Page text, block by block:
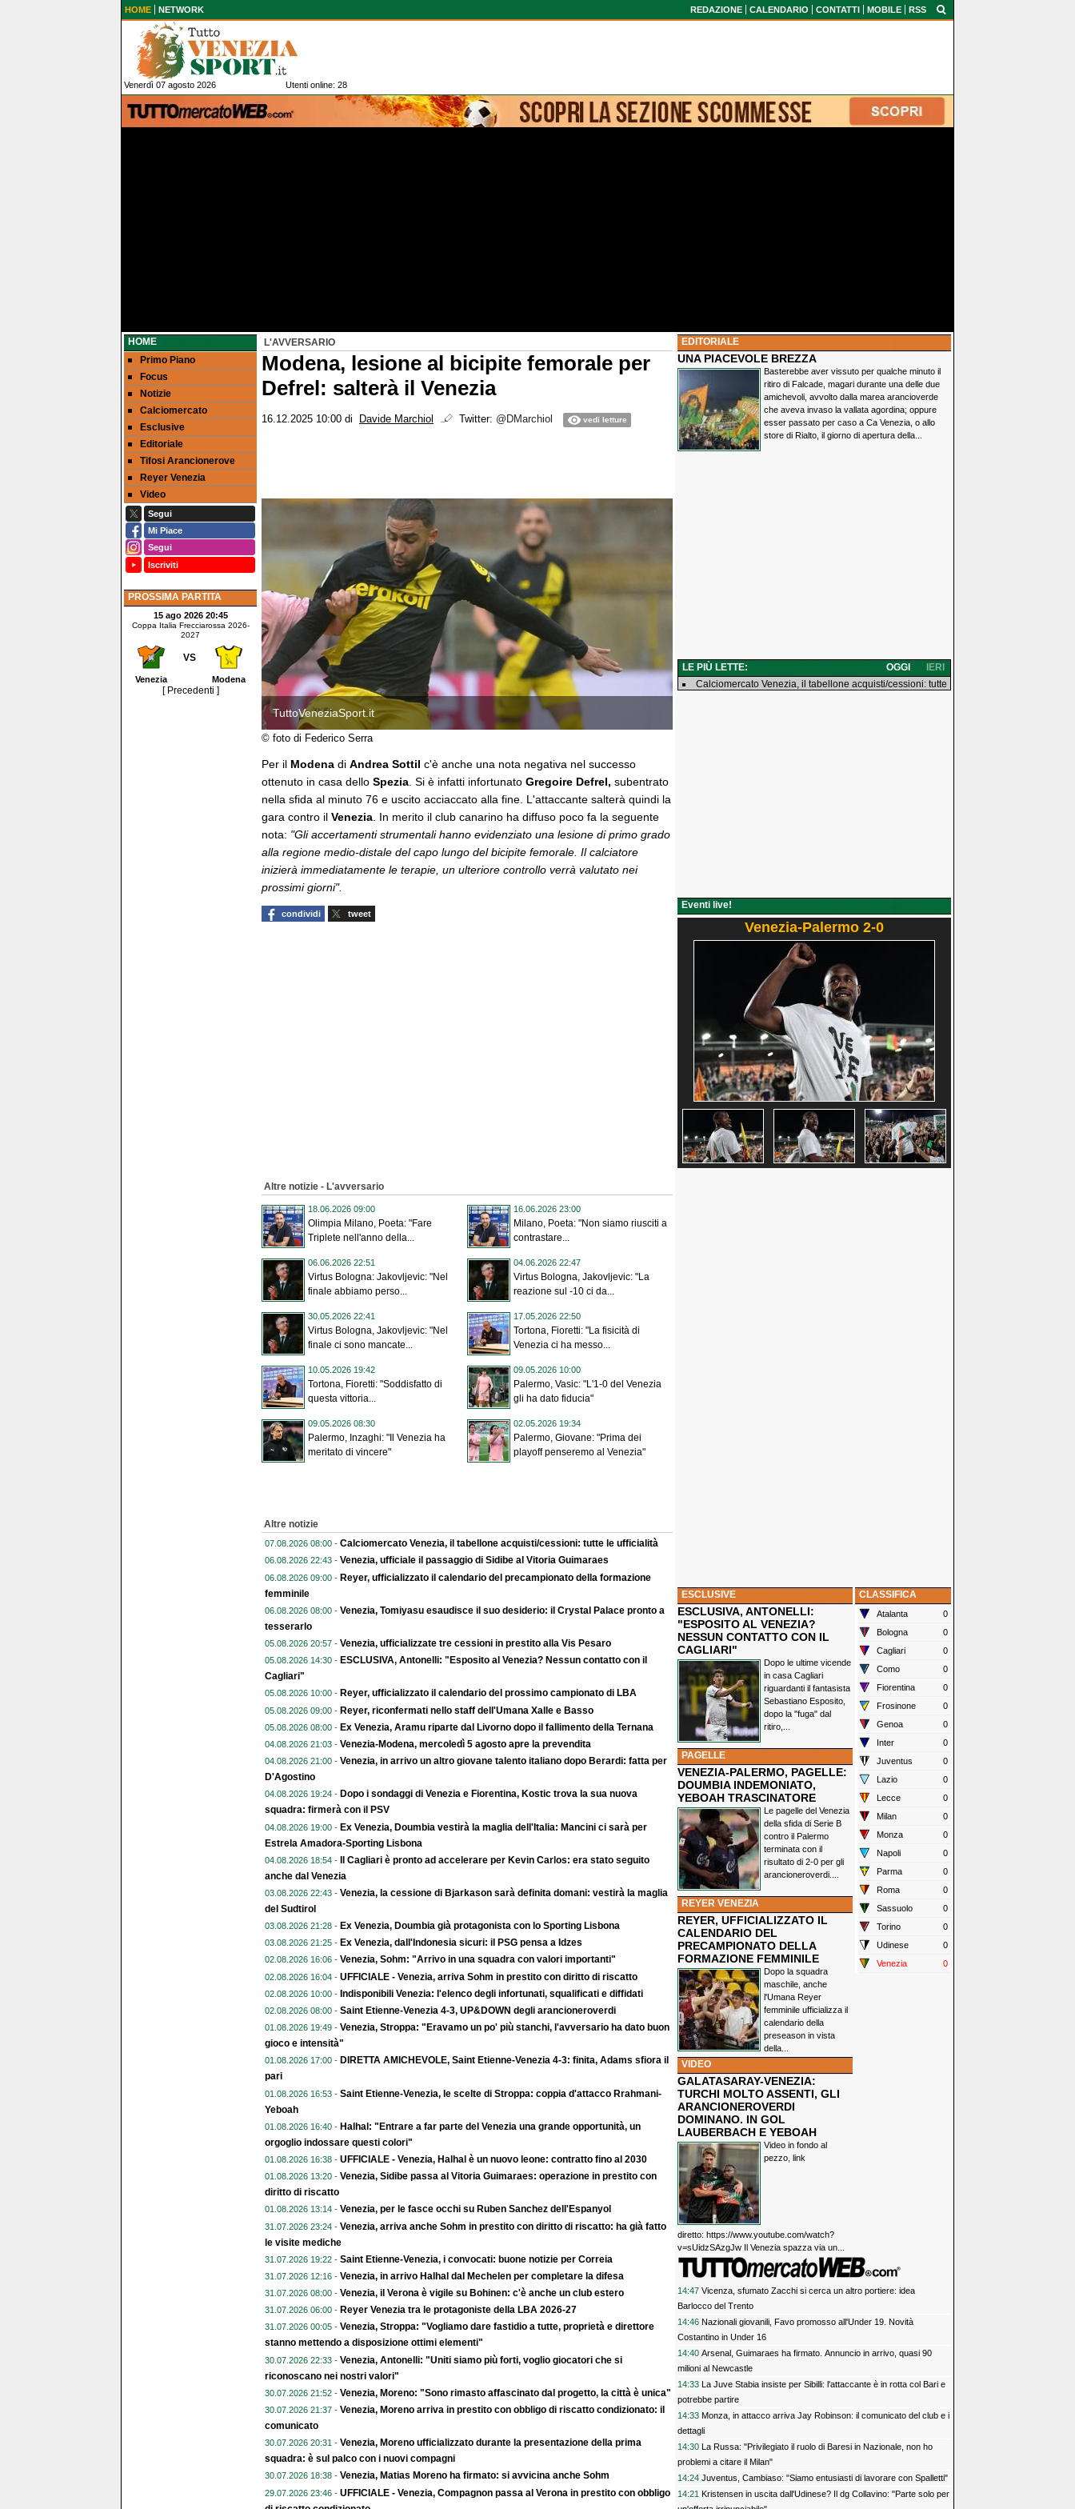
HOME NETWORK REDAZIONE CALENDARIO CONTATTI MOBILE RSS
Venerdì 07 agosto 2026 Utenti online: 28
HOME
Primo Piano
Focus
Notizie
Calciomercato
Esclusive
Editoriale
Tifosi Arancionerove
Reyer Venezia
Video
Segui
Mi Piace
Segui
Iscriviti
PROSSIMA PARTITA
15 ago 2026 20:45
Coppa Italia Frecciarossa 2026-
2027
VS
Venezia Modena
[ Precedenti ]
L'AVVERSARIO
Modena, lesione al bicipite femorale per
Defrel: salterà il Venezia
16.12.2025 10:00 di Davide Marchiol Twitter: @DMarchiol vedi letture
TuttoVeneziaSport.it
© foto di Federico Serra
Per il Modena di Andrea Sottil c'è anche una nota negativa nel successo
ottenuto in casa dello Spezia . Si è infatti infortunato Gregoire Defrel, subentrato
nella sfida al minuto 76 e uscito acciaccato alla fine. L'attaccante salterà quindi la
gara contro il Venezia . In merito il club canarino ha diffuso poco fa la seguente
nota: "Gli accertamenti strumentali hanno evidenziato una lesione di primo grado
alla regione medio-distale del capo lungo del bicipite femorale. Il calciatore
inizierà immediatamente le terapie, un ulteriore controllo verrà valutato nei
prossimi giorni".
condividi tweet
Altre notizie - L'avversario
18.06.2026 09:00
Olimpia Milano, Poeta: "Fare
Triplete nell'anno della...
16.06.2026 23:00
Milano, Poeta: "Non siamo riusciti a
contrastare...
06.06.2026 22:51
Virtus Bologna: Jakovljevic: "Nel
finale abbiamo perso...
04.06.2026 22:47
Virtus Bologna, Jakovljevic: "La
reazione sul -10 ci da...
30.05.2026 22:41
Virtus Bologna, Jakovljevic: "Nel
finale ci sono mancate...
17.05.2026 22:50
Tortona, Fioretti: "La fisicità di
Venezia ci ha messo...
10.05.2026 19:42
Tortona, Fioretti: "Soddisfatto di
questa vittoria...
09.05.2026 10:00
Palermo, Vasic: "L'1-0 del Venezia
gli ha dato fiducia"
09.05.2026 08:30
Palermo, Inzaghi: "Il Venezia ha
meritato di vincere"
02.05.2026 19:34
Palermo, Giovane: "Prima dei
playoff penseremo al Venezia"
Altre notizie
07.08.2026 08:00 - Calciomercato Venezia, il tabellone acquisti/cessioni: tutte le ufficialità
06.08.2026 22:43 - Venezia, ufficiale il passaggio di Sidibe al Vitoria Guimaraes
06.08.2026 09:00 - Reyer, ufficializzato il calendario del precampionato della formazione
femminile
06.08.2026 08:00 - Venezia, Tomiyasu esaudisce il suo desiderio: il Crystal Palace pronto a
tesserarlo
05.08.2026 20:57 - Venezia, ufficializzate tre cessioni in prestito alla Vis Pesaro
05.08.2026 14:30 - ESCLUSIVA, Antonelli: "Esposito al Venezia? Nessun contatto con il
Cagliari"
05.08.2026 10:00 - Reyer, ufficializzato il calendario del prossimo campionato di LBA
05.08.2026 09:00 - Reyer, riconfermati nello staff dell'Umana Xalle e Basso
05.08.2026 08:00 - Ex Venezia, Aramu riparte dal Livorno dopo il fallimento della Ternana
04.08.2026 21:03 - Venezia-Modena, mercoledì 5 agosto apre la prevendita
04.08.2026 21:00 - Venezia, in arrivo un altro giovane talento italiano dopo Berardi: fatta per
D'Agostino
04.08.2026 19:24 - Dopo i sondaggi di Venezia e Fiorentina, Kostic trova la sua nuova
squadra: firmerà con il PSV
04.08.2026 19:00 - Ex Venezia, Doumbia vestirà la maglia dell'Italia: Mancini ci sarà per
Estrela Amadora-Sporting Lisbona
04.08.2026 18:54 - Il Cagliari è pronto ad accelerare per Kevin Carlos: era stato seguito
anche dal Venezia
03.08.2026 22:43 - Venezia, la cessione di Bjarkason sarà definita domani: vestirà la maglia
del Sudtirol
03.08.2026 21:28 - Ex Venezia, Doumbia già protagonista con lo Sporting Lisbona
03.08.2026 21:25 - Ex Venezia, dall'Indonesia sicuri: il PSG pensa a Idzes
02.08.2026 16:06 - Venezia, Sohm: "Arrivo in una squadra con valori importanti"
02.08.2026 16:04 - UFFICIALE - Venezia, arriva Sohm in prestito con diritto di riscatto
02.08.2026 10:00 - Indisponibili Venezia: l'elenco degli infortunati, squalificati e diffidati
02.08.2026 08:00 - Saint Etienne-Venezia 4-3, UP&DOWN degli arancioneroverdi
01.08.2026 19:49 - Venezia, Stroppa: "Eravamo un po' più stanchi, l'avversario ha dato buon
gioco e intensità"
01.08.2026 17:00 - DIRETTA AMICHEVOLE, Saint Etienne-Venezia 4-3: finita, Adams sfiora il
pari
01.08.2026 16:53 - Saint Etienne-Venezia, le scelte di Stroppa: coppia d'attacco Rrahmani-
Yeboah
01.08.2026 16:40 - Halhal: "Entrare a far parte del Venezia una grande opportunità, un
orgoglio indossare questi colori"
01.08.2026 16:38 - UFFICIALE - Venezia, Halhal è un nuovo leone: contratto fino al 2030
01.08.2026 13:20 - Venezia, Sidibe passa al Vitoria Guimaraes: operazione in prestito con
diritto di riscatto
01.08.2026 13:14 - Venezia, per le fasce occhi su Ruben Sanchez dell'Espanyol
31.07.2026 23:24 - Venezia, arriva anche Sohm in prestito con diritto di riscatto: ha già fatto
le visite mediche
31.07.2026 19:22 - Saint Etienne-Venezia, i convocati: buone notizie per Correia
31.07.2026 12:16 - Venezia, in arrivo Halhal dal Mechelen per completare la difesa
31.07.2026 08:00 - Venezia, il Verona è vigile su Bohinen: c'è anche un club estero
31.07.2026 06:00 - Reyer Venezia tra le protagoniste della LBA 2026-27
31.07.2026 00:05 - Venezia, Stroppa: "Vogliamo dare fastidio a tutte, proprietà e direttore
stanno mettendo a disposizione ottimi elementi"
30.07.2026 22:33 - Venezia, Antonelli: "Uniti siamo più forti, voglio giocatori che si
riconoscano nei nostri valori"
30.07.2026 21:52 - Venezia, Moreno: "Sono rimasto affascinato dal progetto, la città è unica"
30.07.2026 21:37 - Venezia, Moreno arriva in prestito con obbligo di riscatto condizionato: il
comunicato
30.07.2026 20:31 - Venezia, Moreno ufficializzato durante la presentazione della prima
squadra: è sul palco con i nuovi compagni
30.07.2026 18:38 - Venezia, Matias Moreno ha firmato: si avvicina anche Sohm
29.07.2026 23:46 - UFFICIALE - Venezia, Compagnon passa al Verona in prestito con obbligo
EDITORIALE
UNA PIACEVOLE BREZZA
Basterebbe aver vissuto per qualche minuto il
ritiro di Falcade, magari durante una delle due
amichevoli, avvolto dalla marea arancioverde
che aveva invaso la vallata agordina; oppure
esser passato per caso a Ca Venezia, o allo
store di Rialto, il giorno di apertura della...
LE PIÙ LETTE: IERI
OGGI
Calciomercato Venezia, il tabellone acquisti/cessioni: tutte
Eventi live!
Venezia-Palermo 2-0
ESCLUSIVE
ESCLUSIVA, ANTONELLI:
"ESPOSITO AL VENEZIA?
NESSUN CONTATTO CON IL
CAGLIARI"
Dopo le ultime vicende
in casa Cagliari
riguardanti il fantasista
Sebastiano Esposito,
dopo la "fuga" dal
ritiro,...
PAGELLE
VENEZIA-PALERMO, PAGELLE:
DOUMBIA INDEMONIATO,
YEBOAH TRASCINATORE
Le pagelle del Venezia
della sfida di Serie B
contro il Palermo
terminata con il
risultato di 2-0 per gli
arancioneroverdi....
REYER VENEZIA
REYER, UFFICIALIZZATO IL
CALENDARIO DEL
PRECAMPIONATO DELLA
FORMAZIONE FEMMINILE
Dopo la squadra
maschile, anche
l'Umana Reyer
femminile ufficializza il
calendario della
preseason in vista
della...
VIDEO
GALATASARAY-VENEZIA:
TURCHI MOLTO ASSENTI, GLI
ARANCIONEROVERDI
DOMINANO. IN GOL
LAUBERBACH E YEBOAH
Video in fondo al
pezzo, link
diretto: https://www.youtube.com/watch?
v=sUidzSAzgJw Il Venezia spazza via un...
CLASSIFICA
Atalanta
0
Bologna
0
Cagliari
0
Como
0
Fiorentina
0
Frosinone
0
Genoa
0
Inter
0
Juventus
0
Lazio
0
Lecce
0
Milan
0
Monza
0
Napoli
0
Parma
0
Roma
0
Sassuolo
0
Torino
0
Udinese
0
Venezia
0
14:47 Vicenza, sfumato Zacchi si cerca un altro portiere: idea
Barlocco del Trento
14:46 Nazionali giovanili, Favo promosso all'Under 19. Novità
Costantino in Under 16
14:40 Arsenal, Guimaraes ha firmato. Annuncio in arrivo, quasi 90
milioni al Newcastle
14:33 La Juve Stabia insiste per Sibilli: l'attaccante è in rotta col Bari e
potrebbe partire
14:33 Monza, in attacco arriva Jay Robinson: il comunicato del club e i
dettagli
14:30 La Russa: "Privilegiato il ruolo di Baresi in Nazionale, non ho
problemi a citare il Milan"
14:24 Juventus, Cambiaso: "Siamo entusiasti di lavorare con Spalletti"
14:21 Kristensen in uscita dall'Udinese? Il dg Collavino: "Parte solo per